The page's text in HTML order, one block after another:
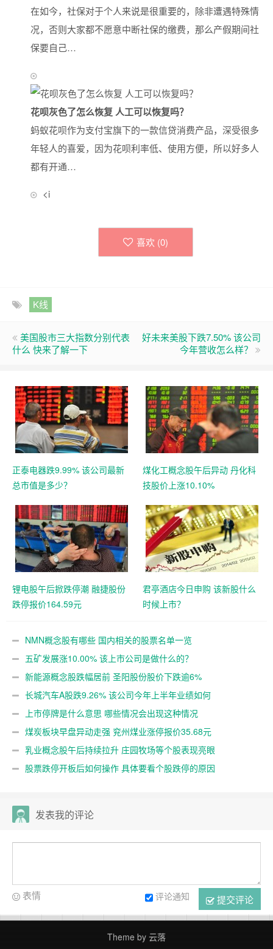
在如今，社保对于个人来说是很重要的，除非遭遇特殊情
况，否则大家都不愿意中断社保的缴费，那么产假期间社
保要自己…
花呗灰色了怎么恢复 人工可以恢复吗？
蚂蚁花呗作为支付宝旗下的一款信贷消费产品，深受很多
年轻人的喜爱，因为花呗利率低、使用方便，所以好多人
都有开通…
<i
喜欢 (0)
K线
美国股市三大指数分别代表
什么 快来了解一下
好未来美股下跌7.50% 该公司
今年营收怎么样？
正泰电器跌9.99% 该公司最新
总市值是多少？
煤化工概念股午后异动 丹化科
技股价上涨10.10%
锂电股午后掀跌停潮 融捷股份
跌停报价164.59元
君亭酒店今日申购 该新股什么
时候上市？
NMN概念股有哪些 国内相关的股票名单一览
五矿发展涨10.00% 该上市公司是做什么的？
新能源概念股跌幅居前 圣阳股份股价下跌逾6%
长城汽车A股跌9.26% 该公司今年上半年业绩如何
上市停牌是什么意思 哪些情况会出现这种情况
煤炭板块早盘异动走强 兖州煤业涨停报价35.68元
乳业概念股午后持续拉升 庄园牧场等个股表现亮眼
股票跌停开板后如何操作 具体要看个股跌停的原因
发表我的评论
提交评论
评论通知
表情
Theme by 云落